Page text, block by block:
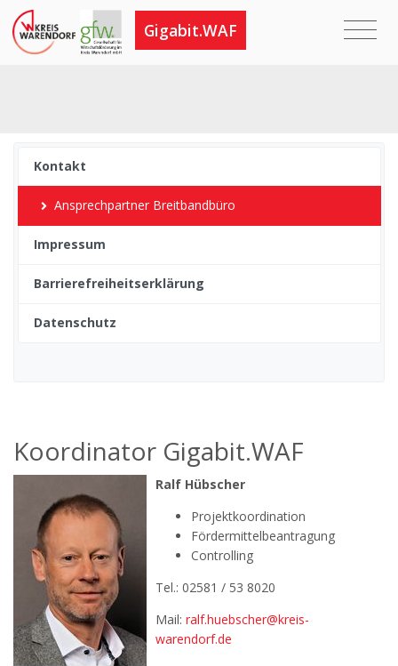
Gigabit.WAF
Kontakt
Ansprechpartner Breitbandbüro
Impressum
Barrierefreiheitserklärung
Datenschutz
Koordinator Gigabit.WAF
Ralf Hübscher
Projektkoordination
Fördermittelbeantragung
Controlling
Tel.: 02581 / 53 8020
Mail: ralf.huebscher@kreis-
warendorf.de